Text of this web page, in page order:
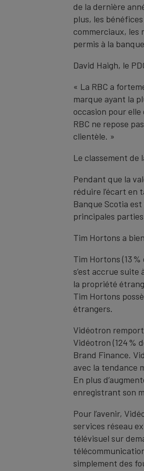
de la dernière
plus, les
commerciaux, les
permis à la
David Haigh, le
« La RBC a
marque ayant la
occasion pour
RBC ne repose
clientèle. »
Le classement de
Pendant que la
réduire l’écart en
Banque Scotia
principales
Tim Hortons a
Tim Hortons (13
s’est accrue
la propriété
Tim Hortons
étrangers.
Vidéotron
Vidéotron (124 %
Brand Finance.
avec la tendance
En plus
enregistrant son
Pour l’avenir,
services réseau
télévisuel sur
simplement des